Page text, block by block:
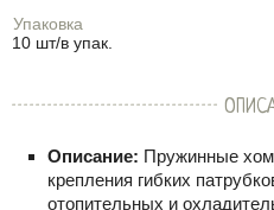
Упаковка
10 шт/в упак.
Описание: Пружинные
крепления гибких
отопительных и